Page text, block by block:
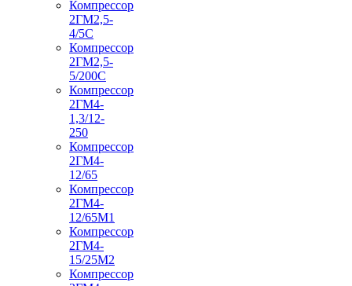
Компрессор
2ГМ2,5-
4/5С
Компрессор
2ГМ2,5-
5/200С
Компрессор
2ГМ4-
1,3/12-
250
Компрессор
2ГМ4-
12/65
Компрессор
2ГМ4-
12/65М1
Компрессор
2ГМ4-
15/25М2
Компрессор